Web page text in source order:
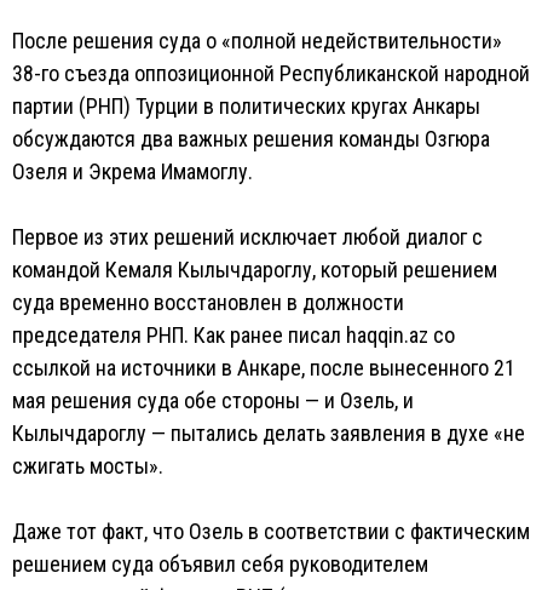
После решения суда о «полной недействительности»
38-го съезда оппозиционной Республиканской народной
партии (РНП) Турции в политических кругах Анкары
обсуждаются два важных решения команды Озгюра
Озеля и Экрема Имамоглу.
Первое из этих решений исключает любой диалог с
командой Кемаля Кылычдароглу, который решением
суда временно восстановлен в должности
председателя РНП. Как ранее писал haqqin.az со
ссылкой на источники в Анкаре, после вынесенного 21
мая решения суда обе стороны — и Озель, и
Кылычдароглу — пытались делать заявления в духе «не
сжигать мосты».
Даже тот факт, что Озель в соответствии с фактическим
решением суда объявил себя руководителем